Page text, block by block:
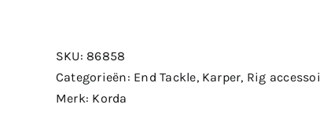
Tangle
Sleeves
10pcs
SKU: 86858
Categorieën: End Tackle, Karper, Rig
Merk: Korda